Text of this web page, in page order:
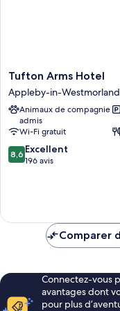
Tufton
Arms
Hotel
Appleby-
Westmorland
Tufton Arms Hotel
Appleby-in-Westmorland
Animaux de compagnie
admis
Wi-Fi gratuit
8.6
sur
8,6 Excellent
196 avis
Comparer
Connectez-vous
avantages dont
pour plus